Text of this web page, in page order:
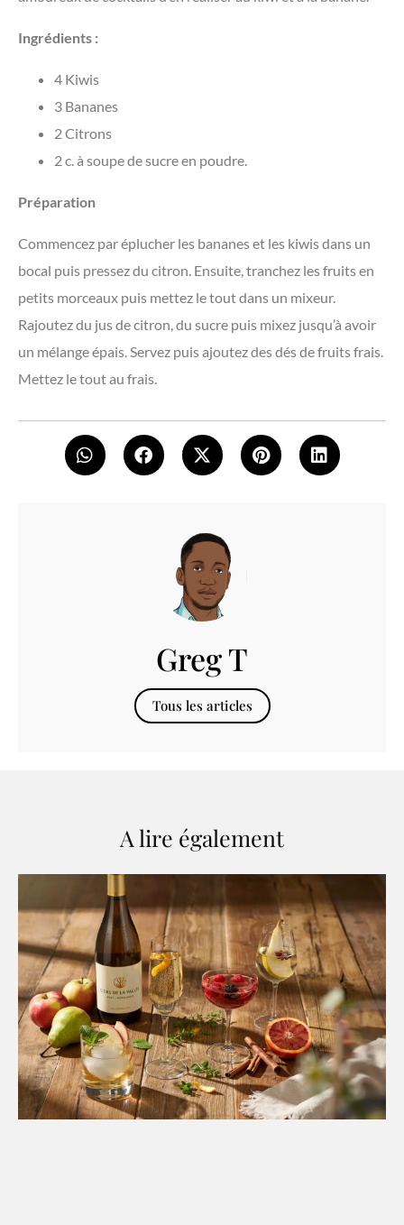
Ingrédients :
4 Kiwis
3 Bananes
2 Citrons
2 c. à soupe de sucre en poudre.
Préparation
Commencez par éplucher les bananes et les kiwis dans un
bocal puis pressez du citron. Ensuite, tranchez les fruits en
petits morceaux puis mettez le tout dans un mixeur.
Rajoutez du jus de citron, du sucre puis mixez jusqu’à avoir
un mélange épais. Servez puis ajoutez des dés de fruits frais.
Mettez le tout au frais.
Greg T
Tous les articles
A lire également